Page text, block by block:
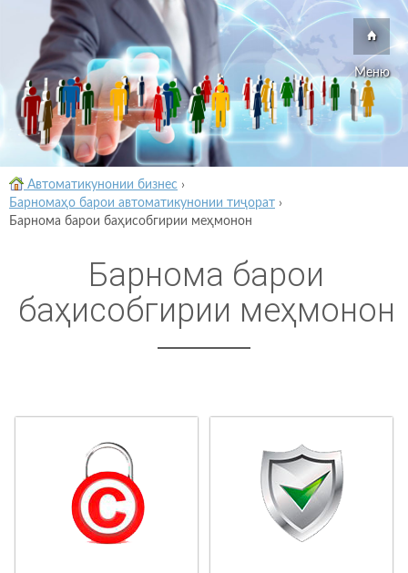
Меню
Автоматикунонии бизнес ›
Барномаҳо барои автоматикунонии тиҷорат ›
Барнома барои баҳисобгирии меҳмонон
Барнома барои
баҳисобгирии меҳмонон